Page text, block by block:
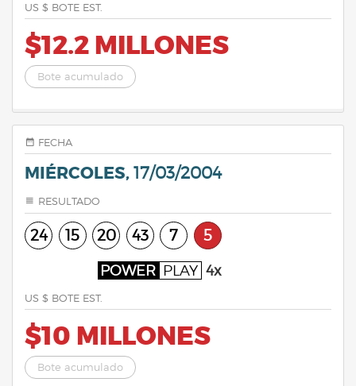
US $ BOTE EST.
$12.2 MILLONES
Bote acumulado
FECHA
MIÉRCOLES, 17/03/2004
RESULTADO
24 15 20 43 7 5
POWER PLAY 4x
US $ BOTE EST.
$10 MILLONES
Bote acumulado